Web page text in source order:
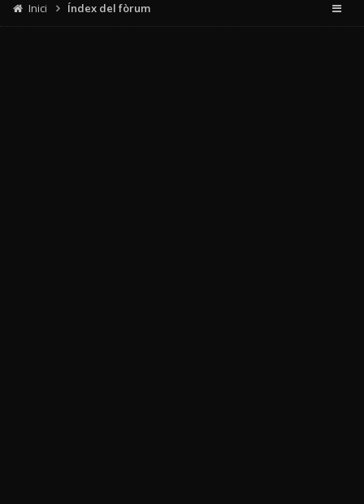
Inici Índex del fòrum